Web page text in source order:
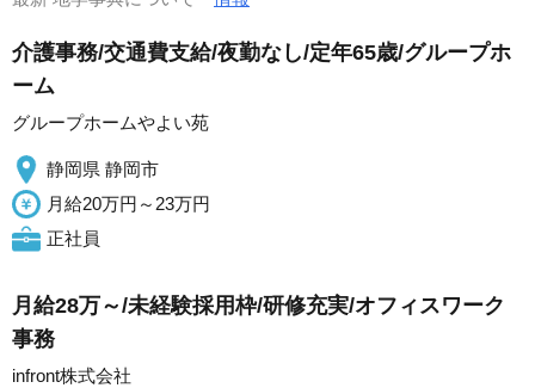
介護事務/交通費支給/夜勤なし/定年65歳/グループホ
ーム
グループホームやよい苑
静岡県 静岡市
月給20万円～23万円
正社員
月給28万～/未経験採用枠/研修充実/オフィスワーク
事務
infront株式会社